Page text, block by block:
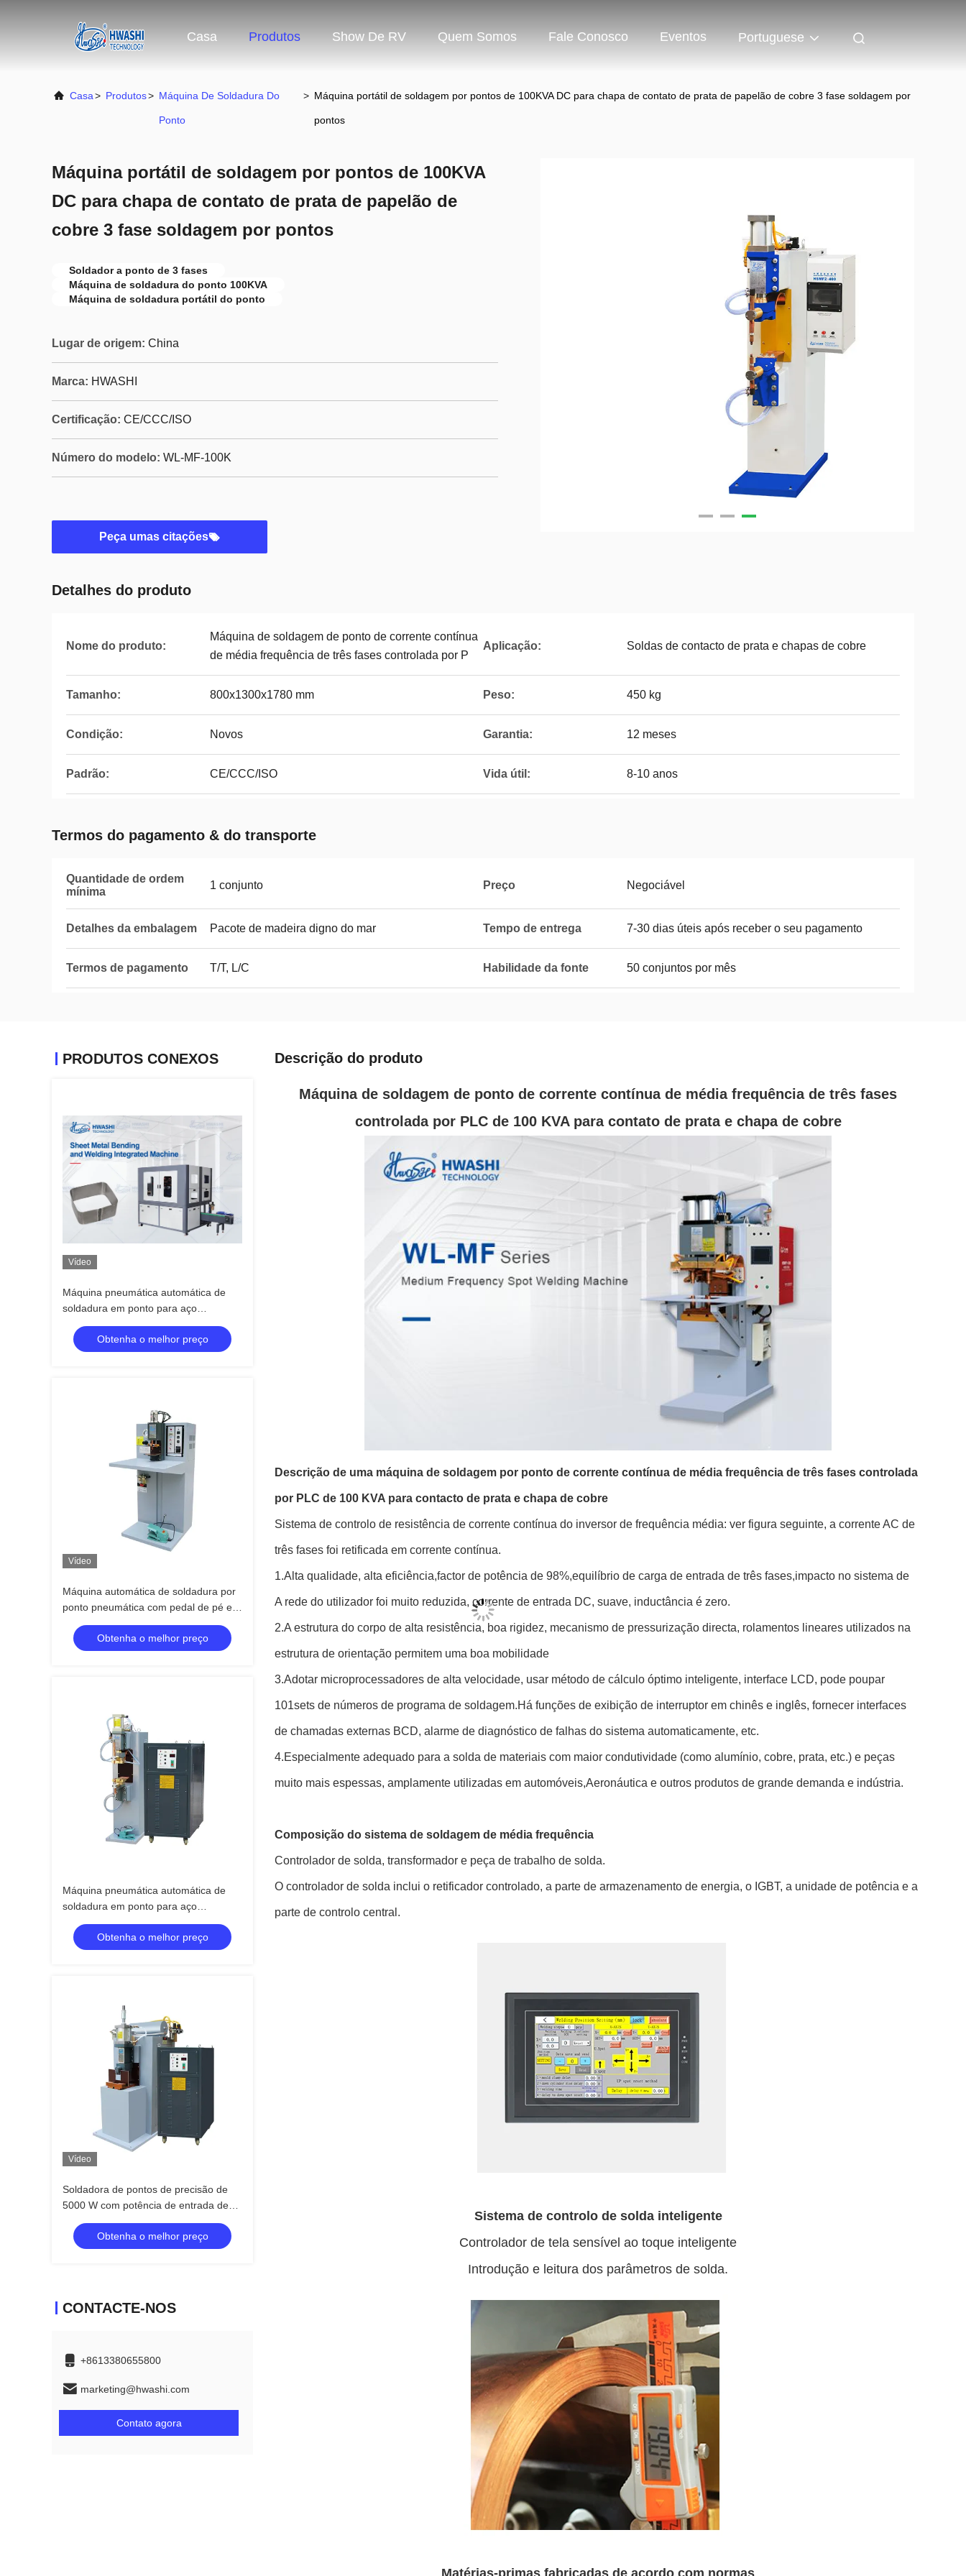
Casa Produtos Show De RV Quem Somos Fale Conosco Eventos Portuguese
Casa> Produtos> Máquina De Soldadura Do
Ponto
> Máquina portátil de soldagem por pontos de 100KVA DC para chapa de contato de prata de papelão de cobre 3 fase soldagem por
pontos
Máquina portátil de soldagem por pontos de 100KVA
DC para chapa de contato de prata de papelão de
cobre 3 fase soldagem por pontos
Soldador a ponto de 3 fases
Máquina de soldadura do ponto 100KVA
Máquina de soldadura portátil do ponto
Lugar de origem: China
Marca: HWASHI
Certificação: CE/CCC/ISO
Número do modelo: WL-MF-100K
Peça umas citações
Detalhes do produto
Nome do produto:
Máquina de soldagem de ponto de corrente contínua
de média frequência de três fases controlada por P
Aplicação: Soldas de contacto de prata e chapas de cobre
Tamanho: 800x1300x1780 mm Peso: 450 kg
Condição: Novos Garantia: 12 meses
Padrão: CE/CCC/ISO Vida útil: 8-10 anos
Termos do pagamento & do transporte
Quantidade de ordem
mínima
1 conjunto Preço Negociável
Detalhes da embalagem Pacote de madeira digno do mar Tempo de entrega 7-30 dias úteis após receber o seu pagamento
Termos de pagamento T/T, L/C Habilidade da fonte 50 conjuntos por mês
PRODUTOS CONEXOS
Vídeo
Máquina pneumática automática de
soldadura em ponto para aço
inoxidável com pedal de pé
Obtenha o melhor preço
Vídeo
Máquina automática de soldadura por
ponto pneumática com pedal de pé e
estrutura pressurizada de mola para
malha de aço inoxidável
Obtenha o melhor preço
Máquina pneumática automática de
soldadura em ponto para aço
inoxidável com pedal de pé
Obtenha o melhor preço
Vídeo
Soldadora de pontos de precisão de
5000 W com potência de entrada de
220 V e certificação CE/CCC/ISO para
aplicações de soldadura em mini-
pontos
Obtenha o melhor preço
CONTACTE-NOS
+8613380655800
marketing@hwashi.com
Contato agora
Descrição do produto
Máquina de soldagem de ponto de corrente contínua de média frequência de três fases
controlada por PLC de 100 KVA para contato de prata e chapa de cobre
Descrição de uma máquina de soldagem por ponto de corrente contínua de média frequência de três fases controlada
por PLC de 100 KVA para contacto de prata e chapa de cobre
Sistema de controlo de resistência de corrente contínua do inversor de frequência média: ver figura seguinte, a corrente AC de
três fases foi retificada em corrente contínua.
1.Alta qualidade, alta eficiência,factor de potência de 98%,equilíbrio de carga de entrada de três fases,impacto no sistema de
A rede do utilizador foi muito reduzida, corrente de entrada DC, suave, inductância é zero.
2.A estrutura do corpo de alta resistência, boa rigidez, mecanismo de pressurização directa, rolamentos lineares utilizados na
estrutura de orientação permitem uma boa mobilidade
3.Adotar microprocessadores de alta velocidade, usar método de cálculo óptimo inteligente, interface LCD, pode poupar
101sets de números de programa de soldagem.Há funções de exibição de interruptor em chinês e inglês, fornecer interfaces
de chamadas externas BCD, alarme de diagnóstico de falhas do sistema automaticamente, etc.
4.Especialmente adequado para a solda de materiais com maior condutividade (como alumínio, cobre, prata, etc.) e peças
muito mais espessas, amplamente utilizadas em automóveis,Aeronáutica e outros produtos de grande demanda e indústria.
Composição do sistema de soldagem de média frequência
Controlador de solda, transformador e peça de trabalho de solda.
O controlador de solda inclui o retificador controlado, a parte de armazenamento de energia, o IGBT, a unidade de potência e a
parte de controlo central.
Sistema de controlo de solda inteligente
Controlador de tela sensível ao toque inteligente
Introdução e leitura dos parâmetros de solda.
Matérias-primas fabricadas de acordo com normas